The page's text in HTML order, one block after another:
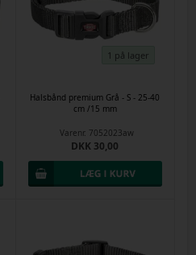
1 på lager
Halsbånd premium Grå - S - 25-40
cm /15 mm
Varenr. 7052023aw
DKK 30,00